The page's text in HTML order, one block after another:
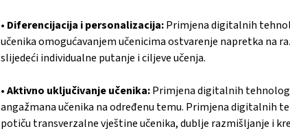
• Diferencijacija i personalizacija:Primjena digitalnih
učenika omogućavanjem učenicima ostvarenje napretka na
slijedeći individualne putanje i ciljeve učenja.
•Aktivno uključivanje učenika:Primjena digitalnih
angažmana učenika na određenu temu. Primjena digitalnih
potiču transverzalne vještine učenika, dublje razmišljanje i